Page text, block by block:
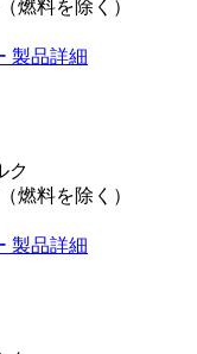
燃料を除く）
製品詳細
ク
燃料を除く）
製品詳細